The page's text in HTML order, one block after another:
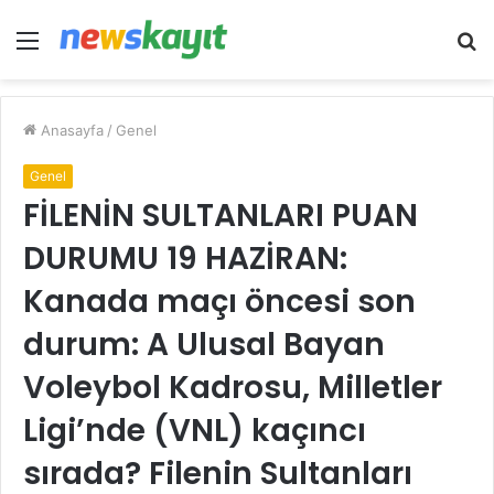
Menü
Anasayfa / Genel
Genel
FİLENİN SULTANLARI PUAN
DURUMU 19 HAZİRAN:
Kanada maçı öncesi son
durum: A Ulusal Bayan
Voleybol Kadrosu, Milletler
Ligi’nde (VNL) kaçıncı
sırada? Filenin Sultanları